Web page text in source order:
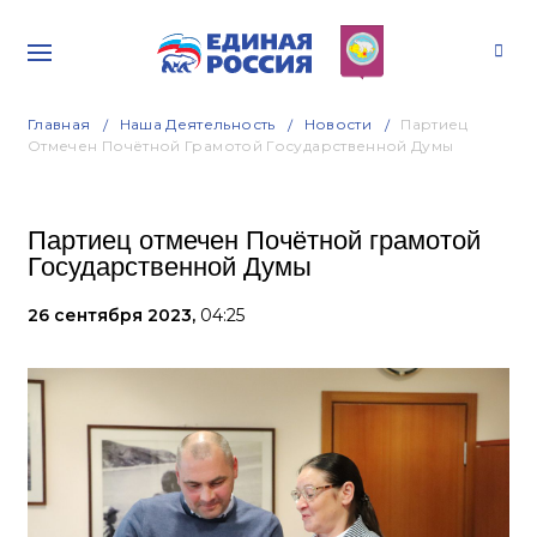
Главная Наша Деятельность Новости
Партиец
Отмечен Почётной Грамотой Государственной Думы
Партиец отмечен Почётной грамотой
Государственной Думы
26 сентября 2023, 04:25